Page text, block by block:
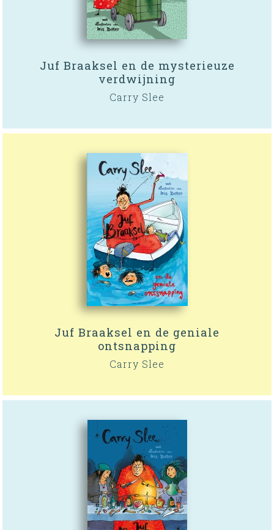
Juf Braaksel en de mysterieuze
verdwijning
Carry Slee
Juf Braaksel en de geniale
ontsnapping
Carry Slee